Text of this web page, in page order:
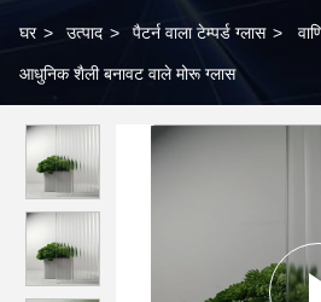
घर > उत्पाद > पैटर्न वाला टेम्पर्ड ग्लास >
आधुनिक शैली बनावट वाले मोरू ग्लास